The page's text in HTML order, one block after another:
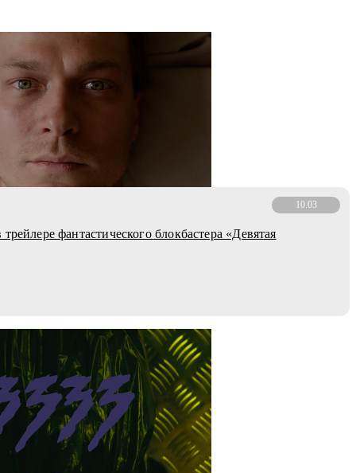
10.03
фантастического блокбастера «Девятая